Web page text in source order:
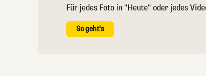
Für jedes Foto in "Heute" oder jedes
So geht's